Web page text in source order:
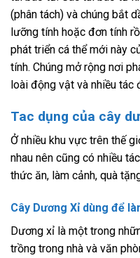
(phân tách) và chúng bắt
lưỡng tính hoặc đơn tính
phát triển cá thể mới này
tính. Chúng mở rộng nơi
loài động vật và nhiều tác
Tac dụng của cây
Ở nhiều khu vực trên thế
nhau nên cũng có nhiều
thức ăn, làm cảnh, quà
Cây Dương Xỉ dùng để
Dương xỉ là một trong
trồng trong nhà và văn